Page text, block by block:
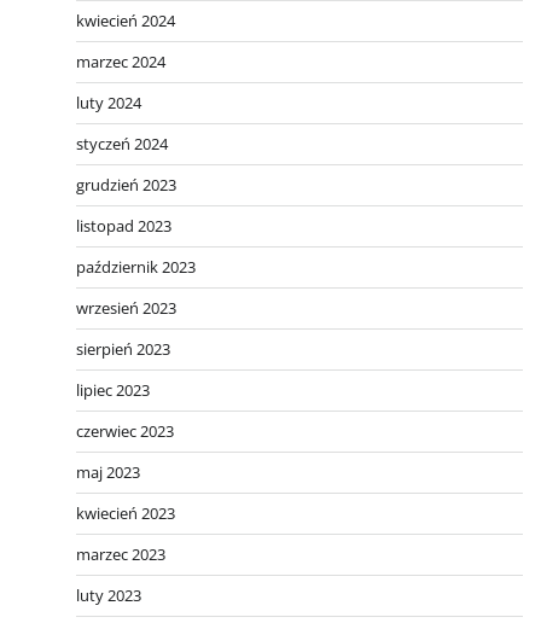
kwiecień 2024
marzec 2024
luty 2024
styczeń 2024
grudzień 2023
listopad 2023
październik 2023
wrzesień 2023
sierpień 2023
lipiec 2023
czerwiec 2023
maj 2023
kwiecień 2023
marzec 2023
luty 2023